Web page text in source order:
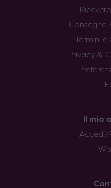
Consegne
Termini
Privacy &
Il mio
Accedi/